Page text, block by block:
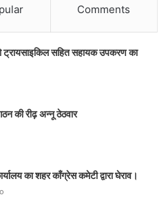
Comments
ट्रायसाइकिल सहित सहायक उपकरण का
की रीढ़ अन्नू ठेठवार
का शहर कॉंग्रेस कमेटी द्वारा घेराव।